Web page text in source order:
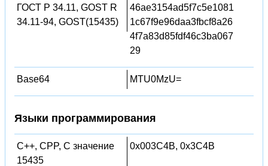
ГОСТ Р 34.11, GOST R
34.11-94, GOST(15435)
46ae3154ad5f7c5e1081
1c67f9e96daa3fbcf8a26
4f7a83d85fdf46c3ba067
29
Base64 MTU0MzU=
Языки программирования
C++, CPP, C значение
15435
0x003C4B, 0x3C4B